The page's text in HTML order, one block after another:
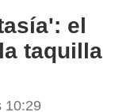
el
taquilla
10:29